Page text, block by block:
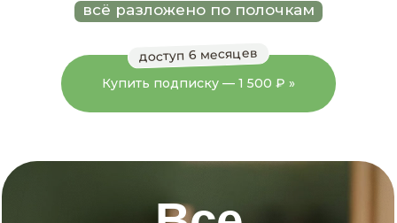
Купить подписку — 1 500 ₽ »
всё разложено по полочкам
доступ 6 месяцев